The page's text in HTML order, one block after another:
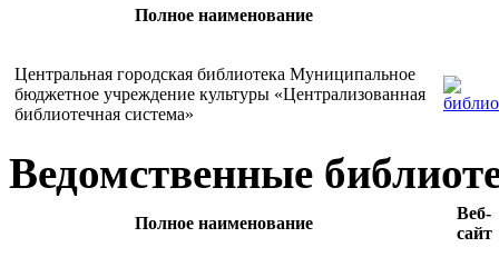
Полное наименование
Центральная городская библиотека Муниципальное
бюджетное учреждение культуры «Централизованная
библиотечная система»
Ведомственные
Полное наименование
Веб-
сайт